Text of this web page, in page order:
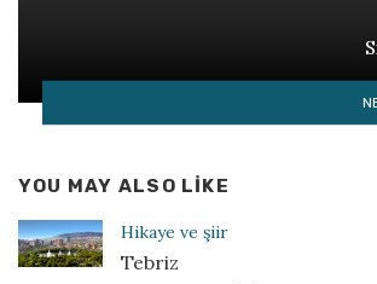
YOU MAY ALSO LIKE
Hikaye ve şiir
Tebriz